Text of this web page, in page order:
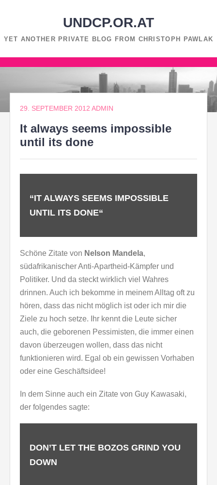
UNDCP.OR.AT
YET ANOTHER PRIVATE BLOG FROM CHRISTOPH PAWLAK
Zum
springen
29. SEPTEMBER 2012 ADMIN
It always seems impossible
until its done
“IT ALWAYS SEEMS IMPOSSIBLE
UNTIL ITS DONE“
Schöne Zitate von Nelson Mandela,
südafrikanischer Anti-Apartheid-Kämpfer und
Politiker. Und da steckt wirklich viel Wahres
drinnen. Auch ich bekomme in meinem Alltag oft zu
hören, dass das nicht möglich ist oder ich mir die
Ziele zu hoch setze. Ihr kennt die Leute sicher
auch, die geborenen Pessimisten, die immer einen
davon überzeugen wollen, dass das nicht
funktionieren wird. Egal ob ein gewissen Vorhaben
oder eine Geschäftsidee!
In dem Sinne auch ein Zitate von Guy Kawasaki,
der folgendes sagte:
DON’T LET THE BOZOS GRIND YOU
DOWN